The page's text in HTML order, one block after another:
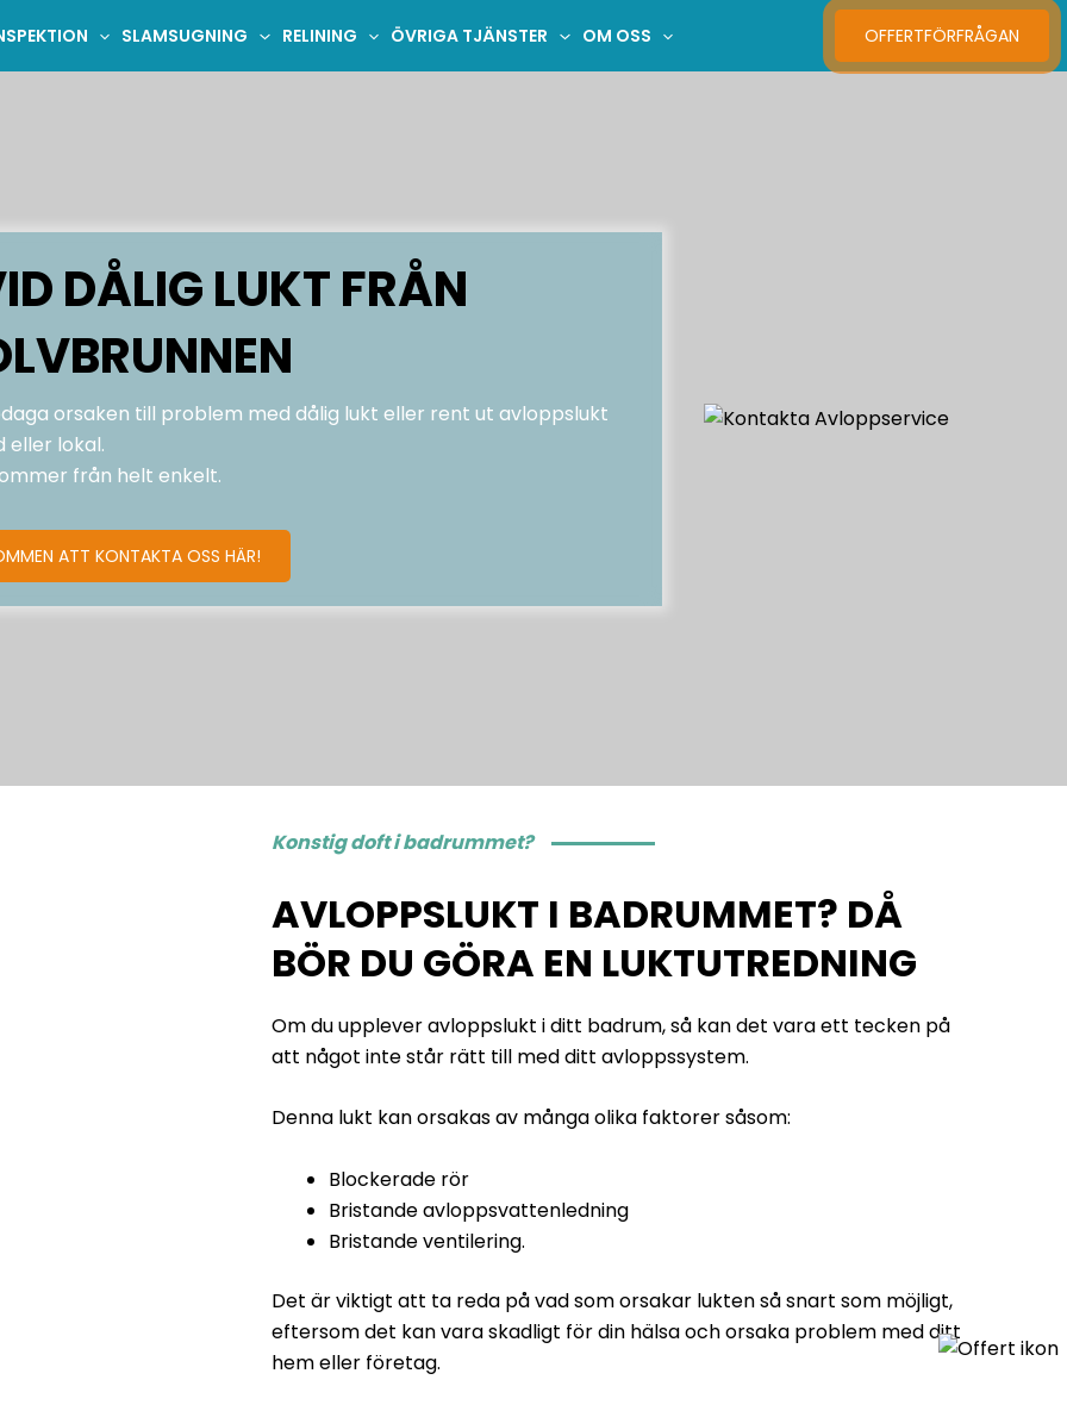
SLAMSUGNING RELINING ÖVRIGA TJÄNSTER OM OSS OFFERTFÖRFRÅGAN
DÅLIG LUKT FRÅN
orsaken till problem med dålig lukt eller rent ut avloppslukt
eller lokal.
från helt enkelt.
ATT KONTAKTA OSS HÄR!
Konstig doft i badrummet?
AVLOPPSLUKT I BADRUMMET? DÅ
BÖR DU GÖRA EN LUKTUTREDNING
Om du upplever avloppslukt i ditt badrum, så kan det vara ett tecken på
att något inte står rätt till med ditt avloppssystem.
Denna lukt kan orsakas av många olika faktorer såsom:
Blockerade rör
Bristande avloppsvattenledning
Bristande ventilering.
Det är viktigt att ta reda på vad som orsakar lukten så snart som möjligt,
eftersom det kan vara skadligt för din hälsa och orsaka problem med ditt
hem eller företag.